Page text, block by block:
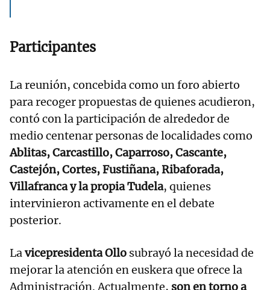
Participantes
La reunión, concebida como un foro abierto
para recoger propuestas de quienes acudieron,
contó con la participación de alrededor de
medio centenar personas de localidades como
Ablitas, Carcastillo, Caparroso, Cascante,
Castejón, Cortes, Fustiñana, Ribaforada,
Villafranca y la propia Tudela, quienes
intervinieron activamente en el debate
posterior.
Lavicepresidenta Ollo subrayó la necesidad de
mejorar la atención en euskera que ofrece la
Administración. Actualmente, son en torno a